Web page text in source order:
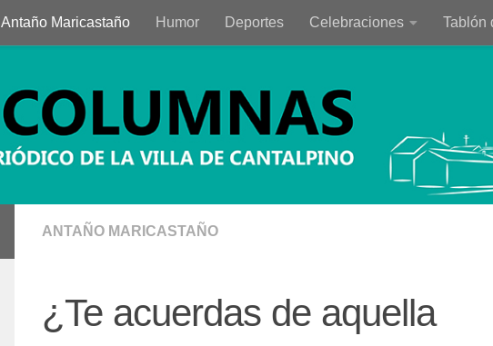
Antaño Maricastaño Humor Deportes Celebraciones Tablón
ANTAÑO MARICASTAÑO
¿Te acuerdas de aquella